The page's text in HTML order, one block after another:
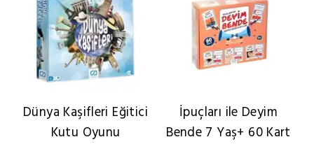
Dünya Kaşifleri Eğitici
Kutu Oyunu
İpuçları ile Deyim
Bende 7 Yaş+ 60 Kart